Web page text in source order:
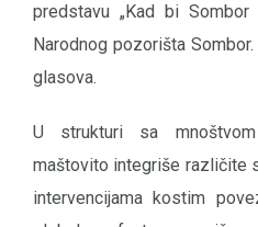
predstavu „Kad bi
Narodnog pozorišta
glasova.
U strukturi sa
maštovito integriše različite
intervencijama kostim